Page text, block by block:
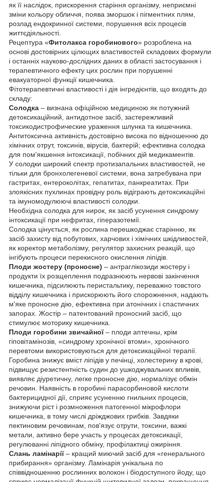
як її наслідок, прискорення старіння організму, неприємні
зміни кольору обличчя, поява зморшок і пігментних плям,
розлад ендокринної системи, порушення всіх процесів
життєдіяльності.
Рецептура «Фитолакса горобинового» розроблена на
основі достовірних цілющих властивостей складових формули
і останніх науково-дослідних даних в області застосування і
терапевтичного ефекту цих рослин при порушенні
евакуаторної функції кишечника.
Фітотерапевтичні властивості і дія інгредієнтів, що входять до
складу:
Солодка – визнана офіційною медициною як потужний
детоксикаційний, антидотное засіб, застережливий
токсикодистрофические ураження шлунка та кишечника.
Антитоксична активність достовірно висока по відношенню до
хімічних отрут, токсинів, вірусів, бактерій; ефективна солодка
для пом'якшення інтоксикації, побічних дій медикаментів.
У солодки широкий спектр протизапальних властивостей, не
тільки для бронхолегеневої системи, вона затребувана при
гастритах, ентероколітах, гепатитах, панкреатитах. При
злоякісних пухлинах провідну роль відіграють детоксикаційні
та імуномодулюючі властивості солодки.
Необхідна солодка для нирок, як засіб усунення синдрому
інтоксикації при нефритах, гіперазотемії.
Солодка цінується, як рослина перешкоджає старінню, як
засіб захисту від побутових, харчових і хімічних шкідливостей,
як коректор метаболізму, регулятор захисних реакцій, що
інгібують процеси перекисного окислення ліпідів.
Плоди жостеру (проносне) – антраглікозиди жостеру і
продукти їх розщеплення подразнюють нервові закінчення
кишечника, підсилюють перистальтику, переважно товстого
відділу кишечника і прискорюють його спорожнення, надають
м'яке проносне дію, ефективна при атонічних і спастичних
запорах. Жостір – патентований проносний засіб, що
стимулює моторику кишечника.
Плоди горобини звичайної– плоди аптечны, крім
гіповітамінозів, «синдрому хронічної втоми», хронічного
перевтоми використовуються для детоксикаційної терапії.
Горобина знижує вміст ліпідів у печінці, холестерину в крові,
підвищує резистентність судин до ушкоджувальних впливів,
виявляє діуретичну, легке проносне дію, нормалізує обмін
речовин. Наявність в горобині парасорбиновой кислоти
бактерицидної дії, сприяє усуненню гнильних процесів,
знижуючи ріст і розмноження патогенної мікрофлори
кишечника, в тому числі дріжджових грибків. Завдяки
пектиновим речовинам, пов'язує отрути, токсини, важкі
метали, активно бере участь у процесах детоксикації,
регулюванні ліпідного обміну, профілактиці ожиріння.
Слань ламінарії– кращий миючий засіб для «генерального
прибирання» організму. Ламінарія унікальна по
співвідношенню рослинних волокон і біодоступного йоду, що